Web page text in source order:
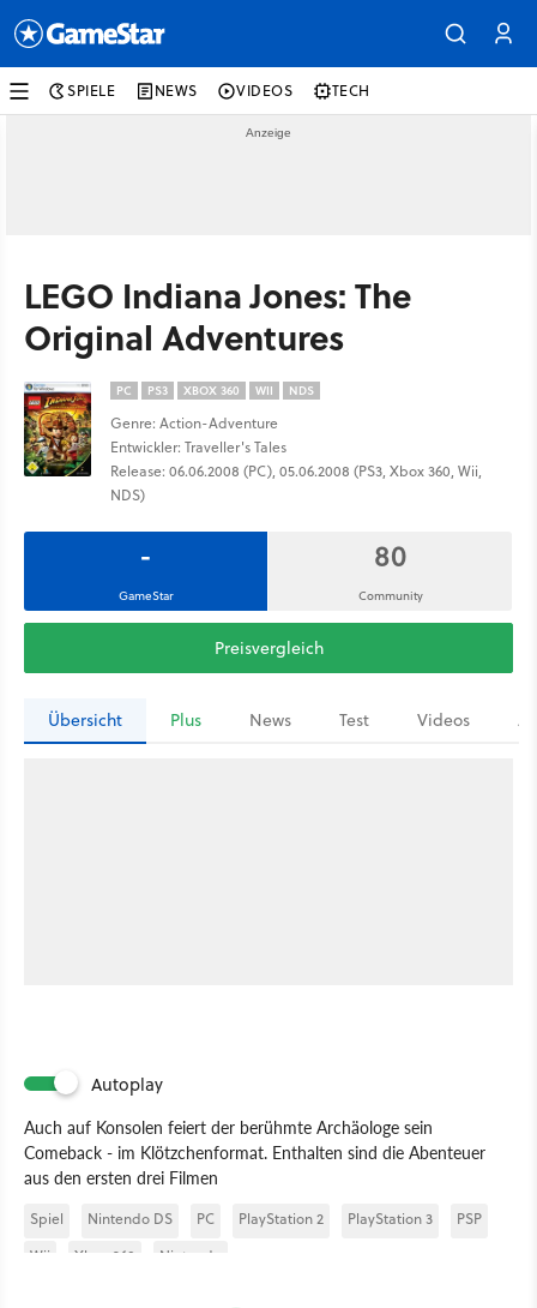
SPIELE NEWS VIDEOS TECH
LEGO Indiana Jones: The
Original Adventures
PC PS3 XBOX 360 WII NDS
Genre: Action-Adventure
Entwickler: Traveller's Tales
Release: 06.06.2008 (PC), 05.06.2008 (PS3, Xbox 360, Wii,
NDS)
-
GameStar
80
Community
Preisvergleich
Übersicht Plus News Test Videos
Autoplay
Auch auf Konsolen feiert der berühmte Archäologe sein
Comeback - im Klötzchenformat. Enthalten sind die Abenteuer
aus den ersten drei Filmen
Spiel Nintendo DS PC PlayStation 2 PlayStation 3
PSP
Wii
Xbox 360 Nintendo